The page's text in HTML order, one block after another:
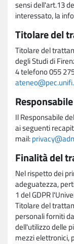
sensi dell'art.13
interessato, la
Titolare del
Titolare del
degli Studi di
4 telefono 055
Il Responsabile
ai seguenti
mail:
Finalità del
Nel rispetto dei
adeguatezza,
1 del GDPR
Titolare del
personali forniti
dell'utilizzo delle
mezzi elettronici,